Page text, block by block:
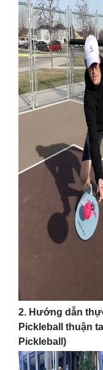
2. Hướng dẫn
Pickleball thuận
Pickleball)